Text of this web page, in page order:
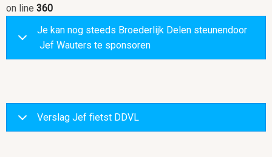
on line 360
Je kan nog steeds Broederlijk Delen steunendoor
Jef Wauters te sponsoren
Verslag Jef fietst DDVL